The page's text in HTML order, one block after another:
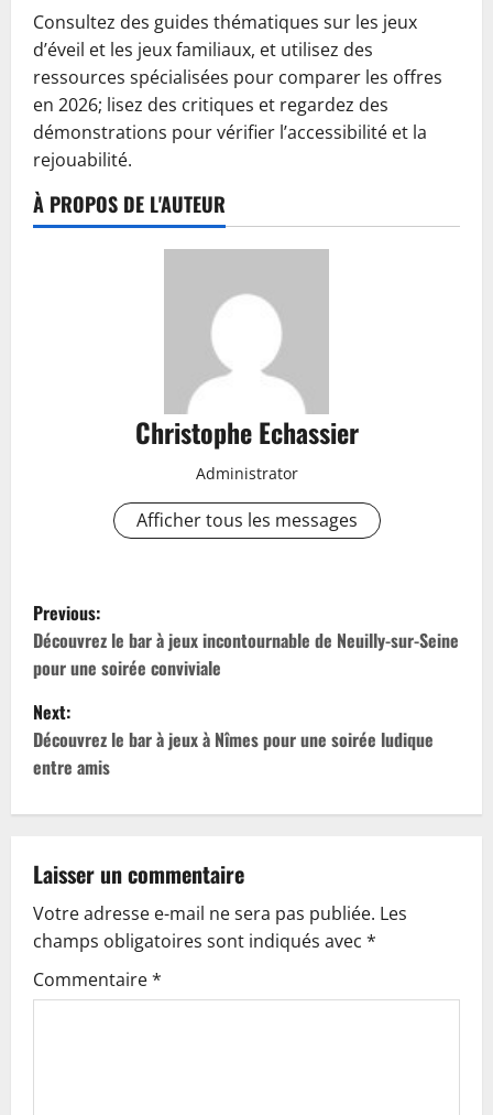
Consultez des guides thématiques sur les jeux
d’éveil et les jeux familiaux, et utilisez des
ressources spécialisées pour comparer les offres
en 2026; lisez des critiques et regardez des
démonstrations pour vérifier l’accessibilité et la
rejouabilité.
À PROPOS DE L'AUTEUR
Christophe Echassier
Administrator
Afficher tous les messages
P
o
s
t
n
v
i
g
Previous:
Découvrez le bar à jeux incontournable de Neuilly-sur-Seine
pour une soirée conviviale
Next:
Découvrez le bar à jeux à Nîmes pour une soirée ludique
entre amis
Laisser un commentaire
Votre adresse e-mail ne sera pas publiée. Les
champs obligatoires sont indiqués avec *
Commentaire*